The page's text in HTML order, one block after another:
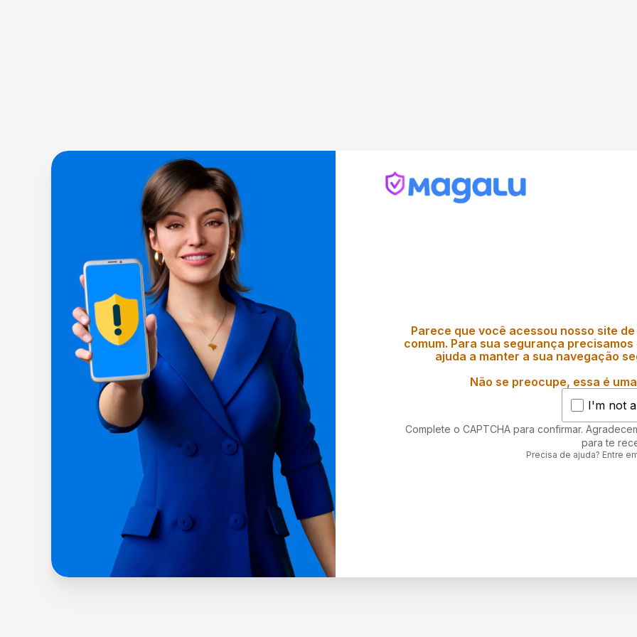
Parece que você acessou nosso site
comum. Para sua segurança
ajuda a manter a sua navegação
Não se preocupe, essa é
I'm not
Complete o CAPTCHA para confirmar.
para te
Precisa de ajuda? Entre